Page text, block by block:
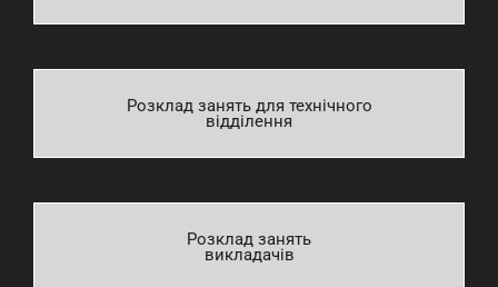
Розклад занять для технічного
відділення
Розклад занять
викладачів